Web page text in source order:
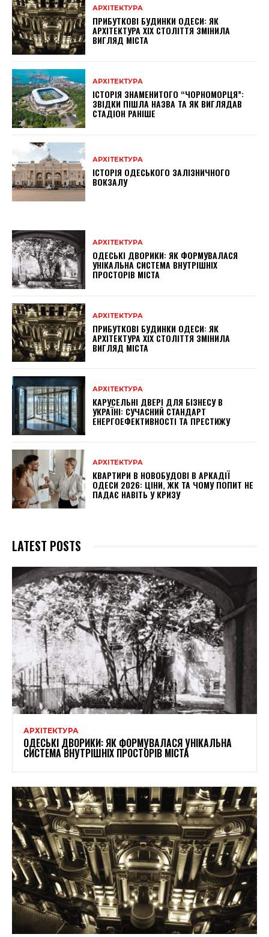
АРХІТЕКТУРА
ПРИБУТКОВІ БУДИНКИ ОДЕСИ: ЯК
АРХІТЕКТУРА XIX СТОЛІТТЯ ЗМІНИЛА
ВИГЛЯД МІСТА
АРХІТЕКТУРА
ІСТОРІЯ ЗНАМЕНИТОГО “ЧОРНОМОРЦЯ”:
ЗВІДКИ ПІШЛА НАЗВА ТА ЯК ВИГЛЯДАВ
СТАДІОН РАНІШЕ
АРХІТЕКТУРА
ІСТОРІЯ ОДЕСЬКОГО ЗАЛІЗНИЧНОГО
ВОКЗАЛУ
АРХІТЕКТУРА
ОДЕСЬКІ ДВОРИКИ: ЯК ФОРМУВАЛАСЯ
УНІКАЛЬНА СИСТЕМА ВНУТРІШНІХ
ПРОСТОРІВ МІСТА
АРХІТЕКТУРА
ПРИБУТКОВІ БУДИНКИ ОДЕСИ: ЯК
АРХІТЕКТУРА XIX СТОЛІТТЯ ЗМІНИЛА
ВИГЛЯД МІСТА
АРХІТЕКТУРА
КАРУСЕЛЬНІ ДВЕРІ ДЛЯ БІЗНЕСУ В
УКРАЇНІ: СУЧАСНИЙ СТАНДАРТ
ЕНЕРГОЕФЕКТИВНОСТІ ТА ПРЕСТИЖУ
АРХІТЕКТУРА
КВАРТИРИ В НОВОБУДОВІ В АРКАДІЇ
ОДЕСИ 2026: ЦІНИ, ЖК ТА ЧОМУ ПОПИТ НЕ
ПАДАЄ НАВІТЬ У КРИЗУ
LATEST POSTS
АРХІТЕКТУРА
ОДЕСЬКІ ДВОРИКИ: ЯК ФОРМУВАЛАСЯ УНІКАЛЬНА
СИСТЕМА ВНУТРІШНІХ ПРОСТОРІВ МІСТА